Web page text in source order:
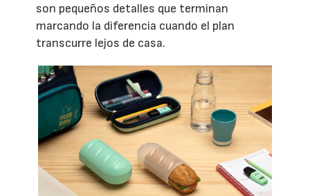
son pequeños detalles que terminan
marcando la diferencia cuando el plan
transcurre lejos de casa.